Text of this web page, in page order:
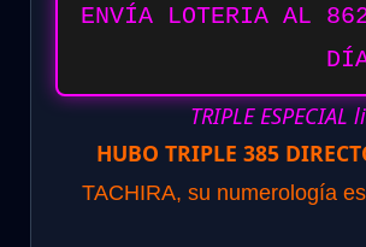
ENVÍA LOTERIA AL
TRIPLE
HUBO TRIPLE 385
TACHIRA, su numerología